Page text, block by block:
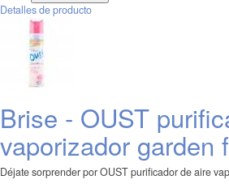
Detalles de producto
Brise - OUST
vaporizador garden
Déjate sorprender por OUST purificador de aire